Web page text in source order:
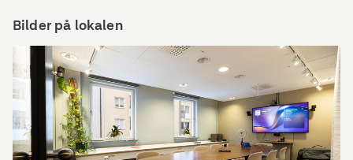
Bilder på lokalen